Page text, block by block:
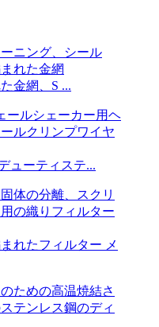
金網、S ...
ューティステ...
れたフィルター メ